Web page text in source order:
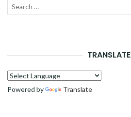
Recherche
TRANSLATE
Powered by Translate